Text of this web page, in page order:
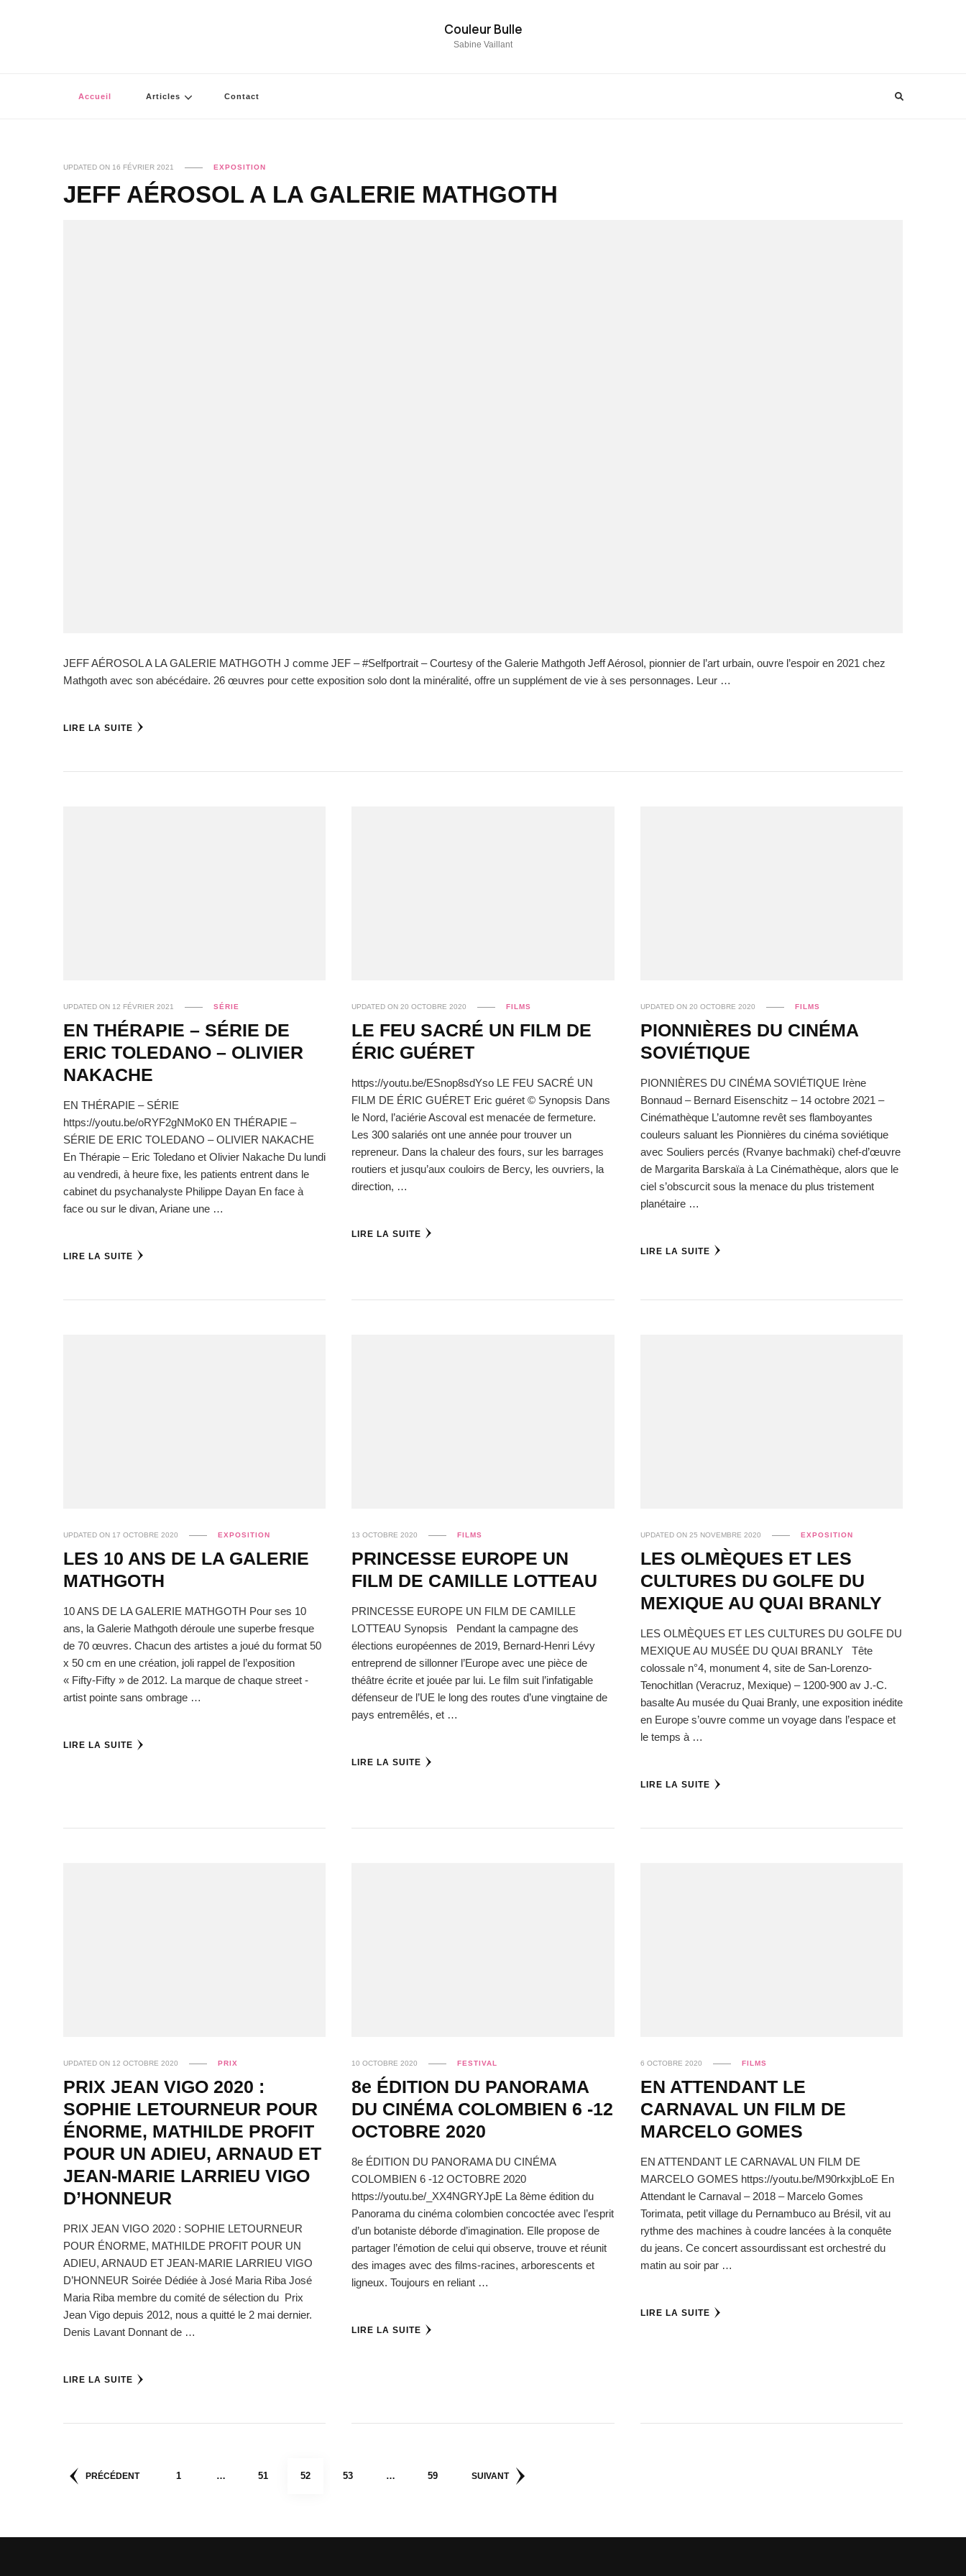
Couleur Bulle
Sabine Vaillant
Accueil Articles Contact
UPDATED ON 16 FÉVRIER 2021 EXPOSITION
JEFF AÉROSOL A LA GALERIE MATHGOTH
JEFF AÉROSOL A LA GALERIE MATHGOTH J comme JEF – #Selfportrait – Courtesy of the Galerie Mathgoth Jeff Aérosol, pionnier de l’art urbain, ouvre l’espoir en 2021 chez
Mathgoth avec son abécédaire. 26 œuvres pour cette exposition solo dont la minéralité, offre un supplément de vie à ses personnages. Leur …
LIRE LA SUITE
UPDATED ON 12 FÉVRIER 2021 SÉRIE
EN THÉRAPIE – SÉRIE DE
ERIC TOLEDANO – OLIVIER
NAKACHE
EN THÉRAPIE – SÉRIE
https://youtu.be/oRYF2gNMoK0 EN THÉRAPIE –
SÉRIE DE ERIC TOLEDANO – OLIVIER NAKACHE
En Thérapie – Eric Toledano et Olivier Nakache Du lundi
au vendredi, à heure fixe, les patients entrent dans le
cabinet du psychanalyste Philippe Dayan En face à
face ou sur le divan, Ariane une …
LIRE LA SUITE
UPDATED ON20 OCTOBRE 2020 FILMS
LE FEU SACRÉ UN FILM DE
ÉRIC GUÉRET
https://youtu.be/ESnop8sdYso LE FEU SACRÉ UN
FILM DE ÉRIC GUÉRET Eric guéret © Synopsis Dans
le Nord, l’aciérie Ascoval est menacée de fermeture.
Les 300 salariés ont une année pour trouver un
repreneur. Dans la chaleur des fours, sur les barrages
routiers et jusqu’aux couloirs de Bercy, les ouvriers, la
direction, …
LIRE LA SUITE
UPDATED ON 20 OCTOBRE 2020 FILMS
PIONNIÈRES DU CINÉMA
SOVIÉTIQUE
PIONNIÈRES DU CINÉMA SOVIÉTIQUE Irène
Bonnaud – Bernard Eisenschitz – 14 octobre 2021 –
Cinémathèque L’automne revêt ses flamboyantes
couleurs saluant les Pionnières du cinéma soviétique
avec Souliers percés (Rvanye bachmaki) chef-d’œuvre
de Margarita Barskaïa à La Cinémathèque, alors que le
ciel s’obscurcit sous la menace du plus tristement
planétaire …
LIRE LA SUITE
UPDATED ON 17 OCTOBRE 2020 EXPOSITION
LES 10 ANS DE LA GALERIE
MATHGOTH
10 ANS DE LA GALERIE MATHGOTH Pour ses 10
ans, la Galerie Mathgoth déroule une superbe fresque
de 70 œuvres. Chacun des artistes a joué du format 50
x 50 cm en une création, joli rappel de l’exposition
« Fifty-Fifty » de 2012. La marque de chaque street -
artist pointe sans ombrage …
LIRE LA SUITE
13 OCTOBRE 2020 FILMS
PRINCESSE EUROPE UN
FILM DE CAMILLE LOTTEAU
PRINCESSE EUROPE UN FILM DE CAMILLE
LOTTEAU Synopsis Pendant la campagne des
élections européennes de 2019, Bernard-Henri Lévy
entreprend de sillonner l’Europe avec une pièce de
théâtre écrite et jouée par lui. Le film suit l’infatigable
défenseur de l’UE le long des routes d’une vingtaine de
pays entremêlés, et …
LIRE LA SUITE
UPDATED ON 25 NOVEMBRE 2020 EXPOSITION
LES OLMÈQUES ET LES
CULTURES DU GOLFE DU
MEXIQUE AU QUAI BRANLY
LES OLMÈQUES ET LES CULTURES DU GOLFE DU
MEXIQUE AU MUSÉE DU QUAI BRANLY Tête
colossale n°4, monument 4, site de San-Lorenzo-
Tenochitlan (Veracruz, Mexique) – 1200-900 av J.-C.
basalte Au musée du Quai Branly, une exposition inédite
en Europe s’ouvre comme un voyage dans l’espace et
le temps à …
LIRE LA SUITE
UPDATED ON 12 OCTOBRE 2020 PRIX
PRIX JEAN VIGO 2020 :
SOPHIE LETOURNEUR POUR
ÉNORME, MATHILDE PROFIT
POUR UN ADIEU, ARNAUD ET
JEAN-MARIE LARRIEU VIGO
D’HONNEUR
PRIX JEAN VIGO 2020 : SOPHIE LETOURNEUR
POUR ÉNORME, MATHILDE PROFIT POUR UN
ADIEU, ARNAUD ET JEAN-MARIE LARRIEU VIGO
D’HONNEUR Soirée Dédiée à José Maria Riba José
Maria Riba membre du comité de sélection du Prix
Jean Vigo depuis 2012, nous a quitté le 2 mai dernier.
Denis Lavant Donnant de …
LIRE LA SUITE
10 OCTOBRE 2020 FESTIVAL
8e ÉDITION DU PANORAMA
DU CINÉMA COLOMBIEN 6 -12
OCTOBRE 2020
8e ÉDITION DU PANORAMA DU CINÉMA
COLOMBIEN 6 -12 OCTOBRE 2020
https://youtu.be/_XX4NGRYJpE La 8ème édition du
Panorama du cinéma colombien concoctée avec l’esprit
d’un botaniste déborde d’imagination. Elle propose de
partager l’émotion de celui qui observe, trouve et réunit
des images avec des films-racines, arborescents et
ligneux. Toujours en reliant …
LIRE LA SUITE
6 OCTOBRE 2020 FILMS
EN ATTENDANT LE
CARNAVAL UN FILM DE
MARCELO GOMES
EN ATTENDANT LE CARNAVAL UN FILM DE
MARCELO GOMES https://youtu.be/M90rkxjbLoE En
Attendant le Carnaval – 2018 – Marcelo Gomes
Torimata, petit village du Pernambuco au Brésil, vit au
rythme des machines à coudre lancées à la conquête
du jeans. Ce concert assourdissant est orchestré du
matin au soir par …
LIRE LA SUITE
Pagination
publications
PRÉCÉDENT PAGE
1 … PAGE
51 PAGE
52 PAGE
53 … PAGE
59 SUIVANT